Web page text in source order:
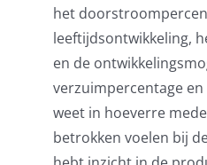
het
leeftijdsontwikkeling,
en de
verzuimpercentageen
weet in hoeverre
betrokken voelen bij